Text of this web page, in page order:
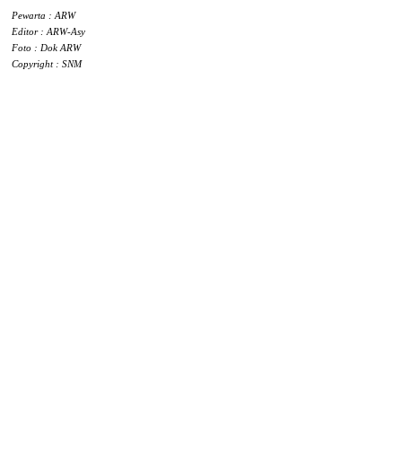
Pewarta : ARW
Editor : ARW-Asy
Foto : Dok ARW
Copyright : SNM